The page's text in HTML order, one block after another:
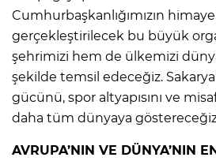
Cumhurbaşkanlığımızın
gerçekleştirilecek bu büyük
şehrimizi hem de ülkemizi
şekilde temsil edeceğiz.
gücünü, spor altyapısını ve
daha tüm dünyaya
AVRUPA’NIN VE DÜNYA’NIN